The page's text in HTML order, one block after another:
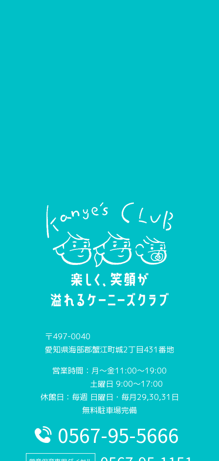
〒497-0040
愛知県海部郡蟹江町城2丁目431番地
営業時間：月〜金11:00〜19:00
土曜日 9:00〜17:00
休館日：毎週 日曜日・毎月29,30,31日
無料駐車場完備
0567-95-5666